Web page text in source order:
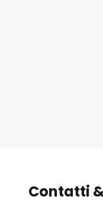
Contatti